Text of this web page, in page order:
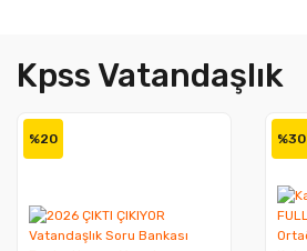
Kpss Vatandaşlık
%20 %30